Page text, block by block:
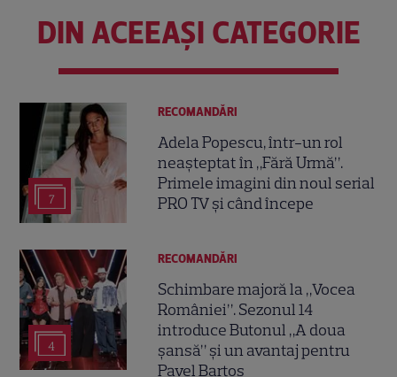
DIN ACEEAȘI CATEGORIE
7
RECOMANDĂRI
Adela Popescu, într-un rol
neașteptat în „Fără Urmă”.
Primele imagini din noul serial
PRO TV și când începe
4
RECOMANDĂRI
Schimbare majoră la „Vocea
României”. Sezonul 14
introduce Butonul „A doua
șansă” și un avantaj pentru
Pavel Bartoș